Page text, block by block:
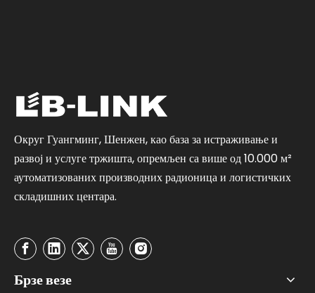
Округ Гуангминг, Шенжен, као база за истраживање и
развој и услуге тржишта, опремљен са више од 10.000 м²
аутоматизованих производних радионица и логистичких
складишних центара.
Брзе везе